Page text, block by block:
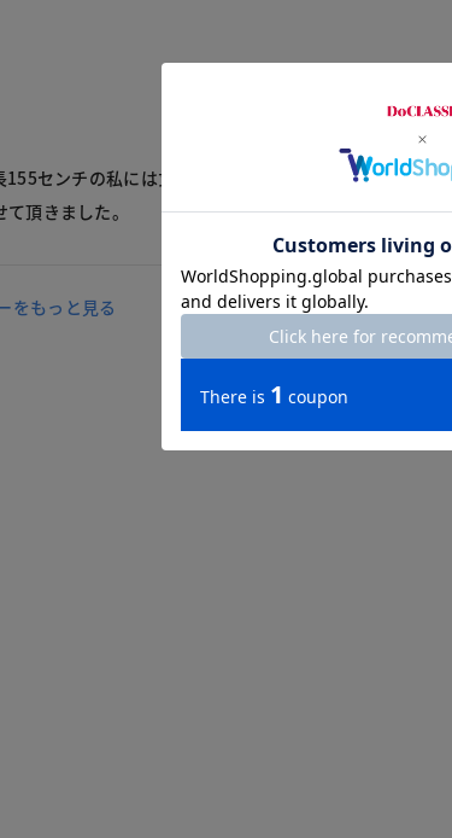
センチの私には丈が長過ぎてバランスが
頂きました。
をもっと見る